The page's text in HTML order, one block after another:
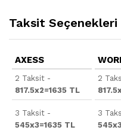
Taksit Seçenekleri
AXESS
2 Taksit -
817.5x2=1635 TL
3 Taksit -
545x3=1635 TL
2
3